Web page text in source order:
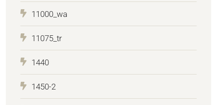
11000_wa
11075_tr
1440
1450-2